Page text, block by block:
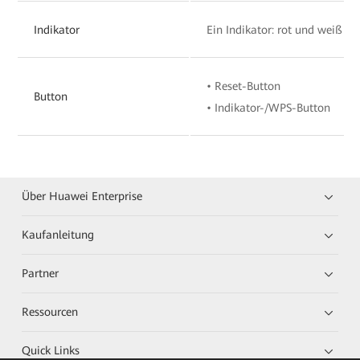
Indikator Ein Indikator: rot und weiß
Button
• Reset-Button
• Indikator-/WPS-Button
Über Huawei Enterprise
Kaufanleitung
Partner
Ressourcen
Quick Links